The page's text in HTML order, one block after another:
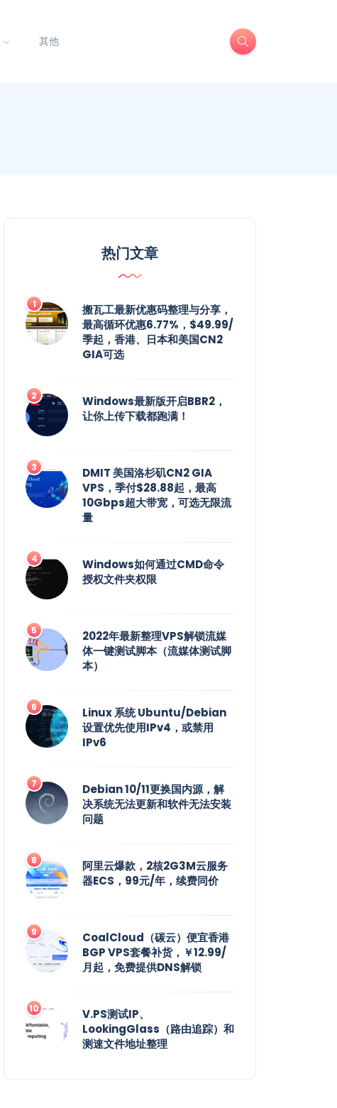
其他
热门文章
搬瓦工最新优惠码整理与分享，
最高循环优惠6.77%，$49.99/
季起，香港、日本和美国CN2
GIA可选
Windows最新版开启BBR2，
让你上传下载都跑满！
DMIT 美国洛杉矶CN2 GIA
VPS，季付$28.88起，最高
10Gbps超大带宽，可选无限流
量
Windows如何通过CMD命令
授权文件夹权限
2022年最新整理VPS解锁流媒
体一键测试脚本（流媒体测试脚
本）
Linux 系统 Ubuntu/Debian
设置优先使用IPv4，或禁用
IPv6
Debian 10/11更换国内源，解
决系统无法更新和软件无法安装
问题
阿里云爆款，2核2G3M云服务
器ECS，99元/年，续费同价
CoalCloud（碳云）便宜香港
BGP VPS套餐补货，￥12.99/
月起，免费提供DNS解锁
V.PS测试IP、
LookingGlass（路由追踪）和
测速文件地址整理